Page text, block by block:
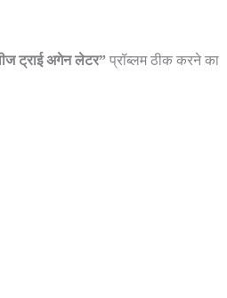
ट्राई अगेन लेटर” प्रॉब्लम ठीक करने का